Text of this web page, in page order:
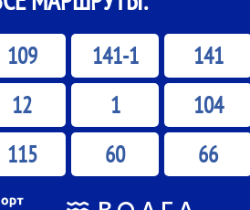
109 141-1 141
12 1 104
115 60 66